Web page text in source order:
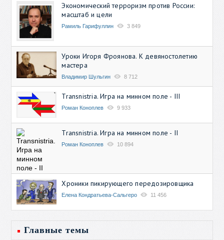
Экономический терроризм против России:
масштаб и цели
Рамиль Гарифуллин 3 849
Уроки Игоря Фроянова. К девяностолетию
мастера
Владимир Шульгин 8 712
Transnistria. Игра на минном поле - III
Роман Коноплев 9 933
Transnistria. Игра на минном поле - II
Роман Коноплев 10 894
Хроники пикирующего передозировщика
Елена Кондратьева-Сальгеро 11 456
Главные темы